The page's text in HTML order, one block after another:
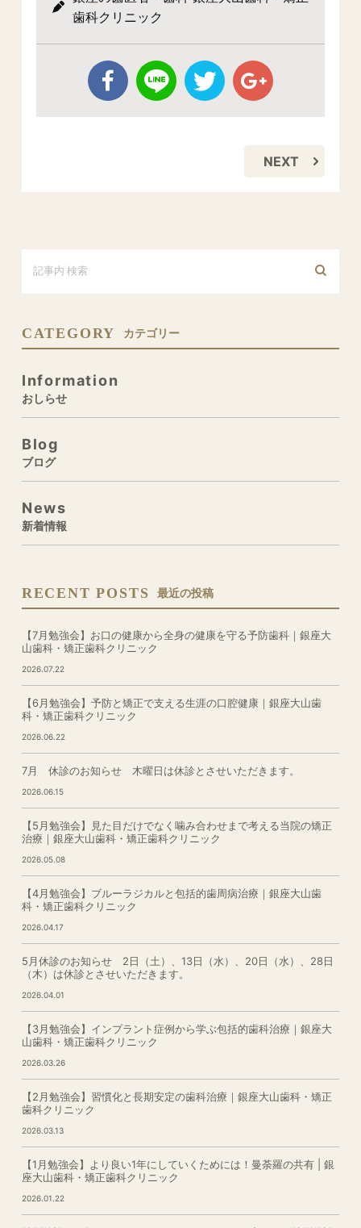
歯科クリニック
NEXT
CATEGORY カテゴリー
Information
おしらせ
Blog
ブログ
News
新着情報
RECENT POSTS 最近の投稿
【7月勉強会】お口の健康から全身の健康を守る予防歯科｜銀座大
山歯科・矯正歯科クリニック
2026.07.22
【6月勉強会】予防と矯正で支える生涯の口腔健康｜銀座大山歯
科・矯正歯科クリニック
2026.06.22
7月 休診のお知らせ 木曜日は休診とさせいただきます。
2026.06.15
【5月勉強会】見た目だけでなく噛み合わせまで考える当院の矯正
治療｜銀座大山歯科・矯正歯科クリニック
2026.05.08
【4月勉強会】ブルーラジカルと包括的歯周病治療｜銀座大山歯
科・矯正歯科クリニック
2026.04.17
5月休診のお知らせ 2日（土）、13日（水）、20日（水）、28日
（木）は休診とさせいただきます。
2026.04.01
【3月勉強会】インプラント症例から学ぶ包括的歯科治療｜銀座大
山歯科・矯正歯科クリニック
2026.03.26
【2月勉強会】習慣化と長期安定の歯科治療｜銀座大山歯科・矯正
歯科クリニック
2026.03.13
【1月勉強会】より良い1年にしていくためには！曼荼羅の共有 | 銀
座大山歯科・矯正歯科クリニック
2026.01.22